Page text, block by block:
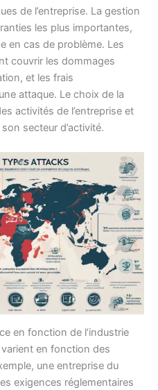
de l’entreprise. La gestion
les plus importantes,
en cas de problème. Les
couvrir les dommages
et les frais
attaque. Le choix de la
activités de l’entreprise et
secteur d’activité.
en fonction de l’industrie
en fonction des
une entreprise du
exigences réglementaires